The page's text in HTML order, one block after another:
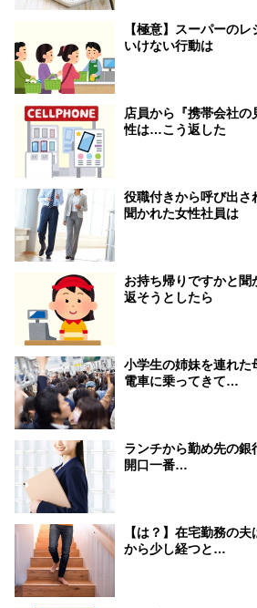
【極意】スーパーの
いけない行動は
店員から『携帯会社の
性は…こう返した
役職付きから呼び出さ
聞かれた女性社員は
お持ち帰りですかと
返そうとしたら
小学生の姉妹を連れた
電車に乗ってきて…
ランチから勤め先の
開口一番…
【は？】在宅勤務の
から少し経つと…